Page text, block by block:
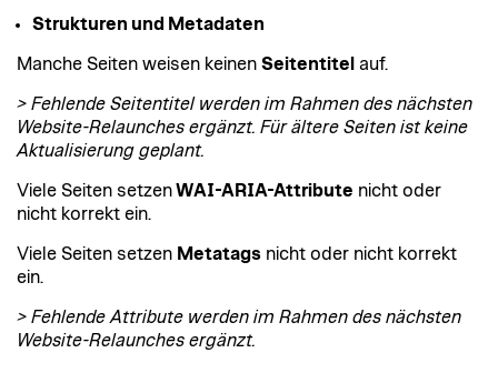
Strukturen und Metadaten
Manche Seiten weisen keinen Seitentitel auf.
> Fehlende Seitentitel werden im Rahmen des nächsten
Website-Relaunches ergänzt. Für ältere Seiten ist keine
Aktualisierung geplant.
Viele Seiten setzenWAI-ARIA-Attribute nicht oder
nicht korrekt ein.
Viele Seiten setzen Metatags nicht oder nicht korrekt
ein.
> Fehlende Attribute werden im Rahmen des nächsten
Website-Relaunches ergänzt.